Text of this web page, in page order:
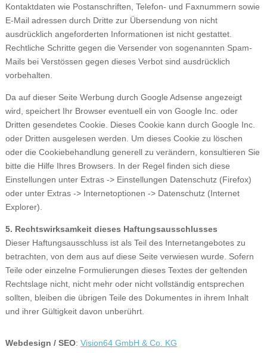
Kontaktdaten wie Postanschriften, Telefon- und Faxnummern sowie
E-Mail adressen durch Dritte zur Übersendung von nicht
ausdrücklich angeforderten Informationen ist nicht gestattet.
Rechtliche Schritte gegen die Versender von sogenannten Spam-
Mails bei Verstössen gegen dieses Verbot sind ausdrücklich
vorbehalten.
Da auf dieser Seite Werbung durch Google Adsense angezeigt
wird, speichert Ihr Browser eventuell ein von Google Inc. oder
Dritten gesendetes Cookie. Dieses Cookie kann durch Google Inc.
oder Dritten ausgelesen werden. Um dieses Cookie zu löschen
oder die Cookiebehandlung generell zu verändern, konsultieren Sie
bitte die Hilfe Ihres Browsers. In der Regel finden sich diese
Einstellungen unter Extras -> Einstellungen Datenschutz (Firefox)
oder unter Extras -> Internetoptionen -> Datenschutz (Internet
Explorer).
5. Rechtswirksamkeit dieses Haftungsausschlusses
Dieser Haftungsausschluss ist als Teil des Internetangebotes zu
betrachten, von dem aus auf diese Seite verwiesen wurde. Sofern
Teile oder einzelne Formulierungen dieses Textes der geltenden
Rechtslage nicht, nicht mehr oder nicht vollständig entsprechen
sollten, bleiben die übrigen Teile des Dokumentes in ihrem Inhalt
und ihrer Gültigkeit davon unberührt.
Webdesign / SEO: Vision64 GmbH & Co. KG